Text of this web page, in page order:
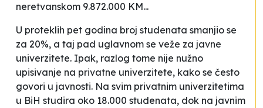
neretvanskom 9.872.000 KM...
U proteklih pet godina broj studenata smanjio se
za 20%, a taj pad uglavnom se veže za javne
univerzitete. Ipak, razlog tome nije nužno
upisivanje na privatne univerzitete, kako se često
govori u javnosti. Na svim privatnim univerzitetima
u BiH studira oko 18.000 studenata, dok na javnim